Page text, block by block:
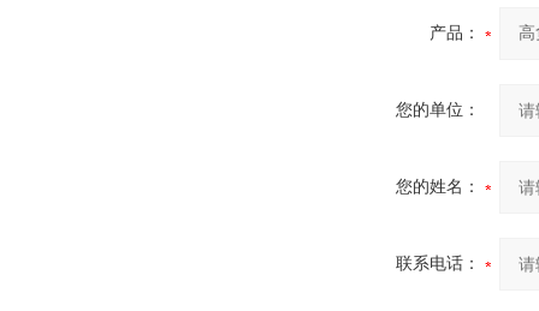
产品：
您的单位：
您的姓名：
联系电话：